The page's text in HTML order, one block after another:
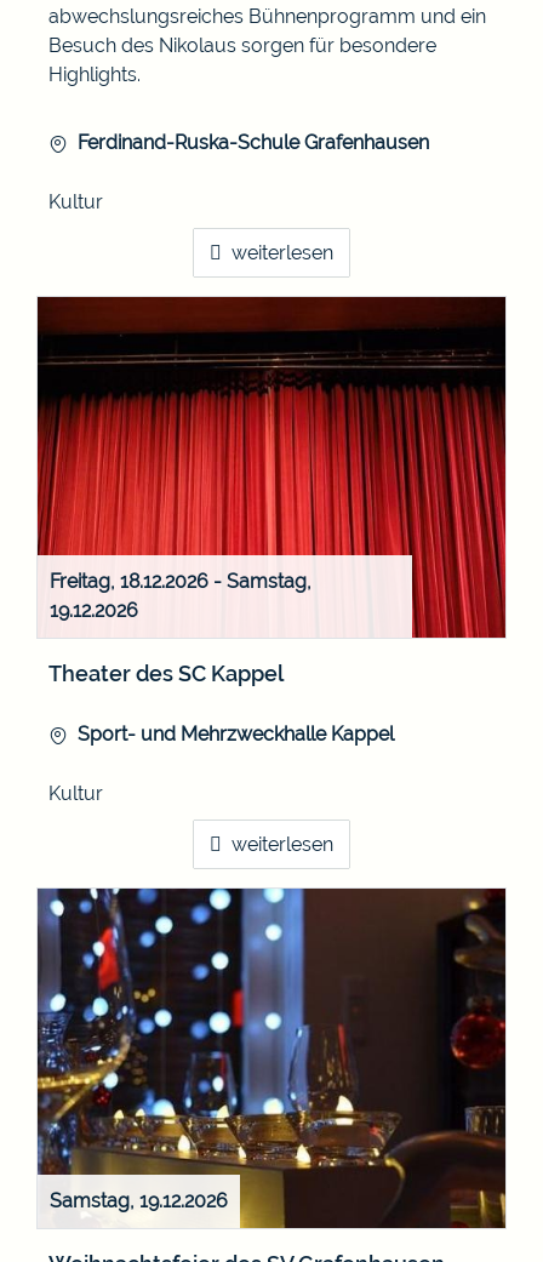
Ferdinand-Ruska-Schule Grafenhausen
abwechslungsreiches Bühnenprogramm und ein
Besuch des Nikolaus sorgen für besondere
Highlights.
Kultur
weiterlesen
Freitag, 18.12.2026 - Samstag,
19.12.2026
Theater des SC Kappel
Sport- und Mehrzweckhalle Kappel
Kultur
weiterlesen
Samstag, 19.12.2026